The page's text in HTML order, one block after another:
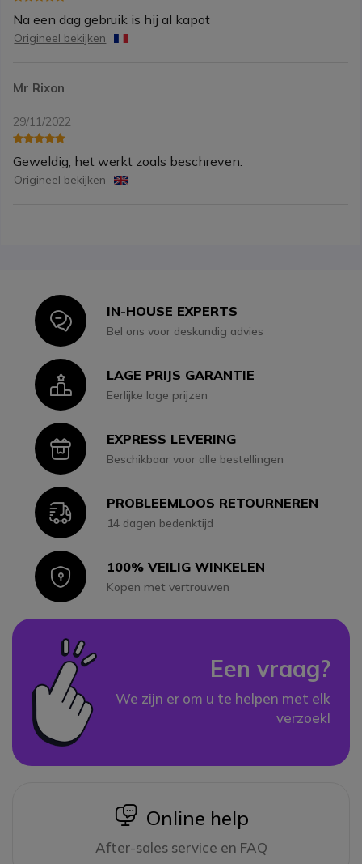
Na een dag gebruik is hij al kapot
Origineel bekijken
Mr Rixon
29/11/2022
Geweldig, het werkt zoals beschreven.
Origineel bekijken
IconIN-HOUSE EXPERTS
Bel ons voor deskundig advies
IconLAGE PRIJS GARANTIE
Eerlijke lage prijzen
IconEXPRESS LEVERING
Beschikbaar voor alle bestellingen
IconPROBLEEMLOOS RETOURNEREN
14 dagen bedenktijd
Icon100% VEILIG WINKELEN
Kopen met vertrouwen
Een vraag?
We zijn er om u te helpen met elk
verzoek!
icon
Online help
After-sales service en FAQ